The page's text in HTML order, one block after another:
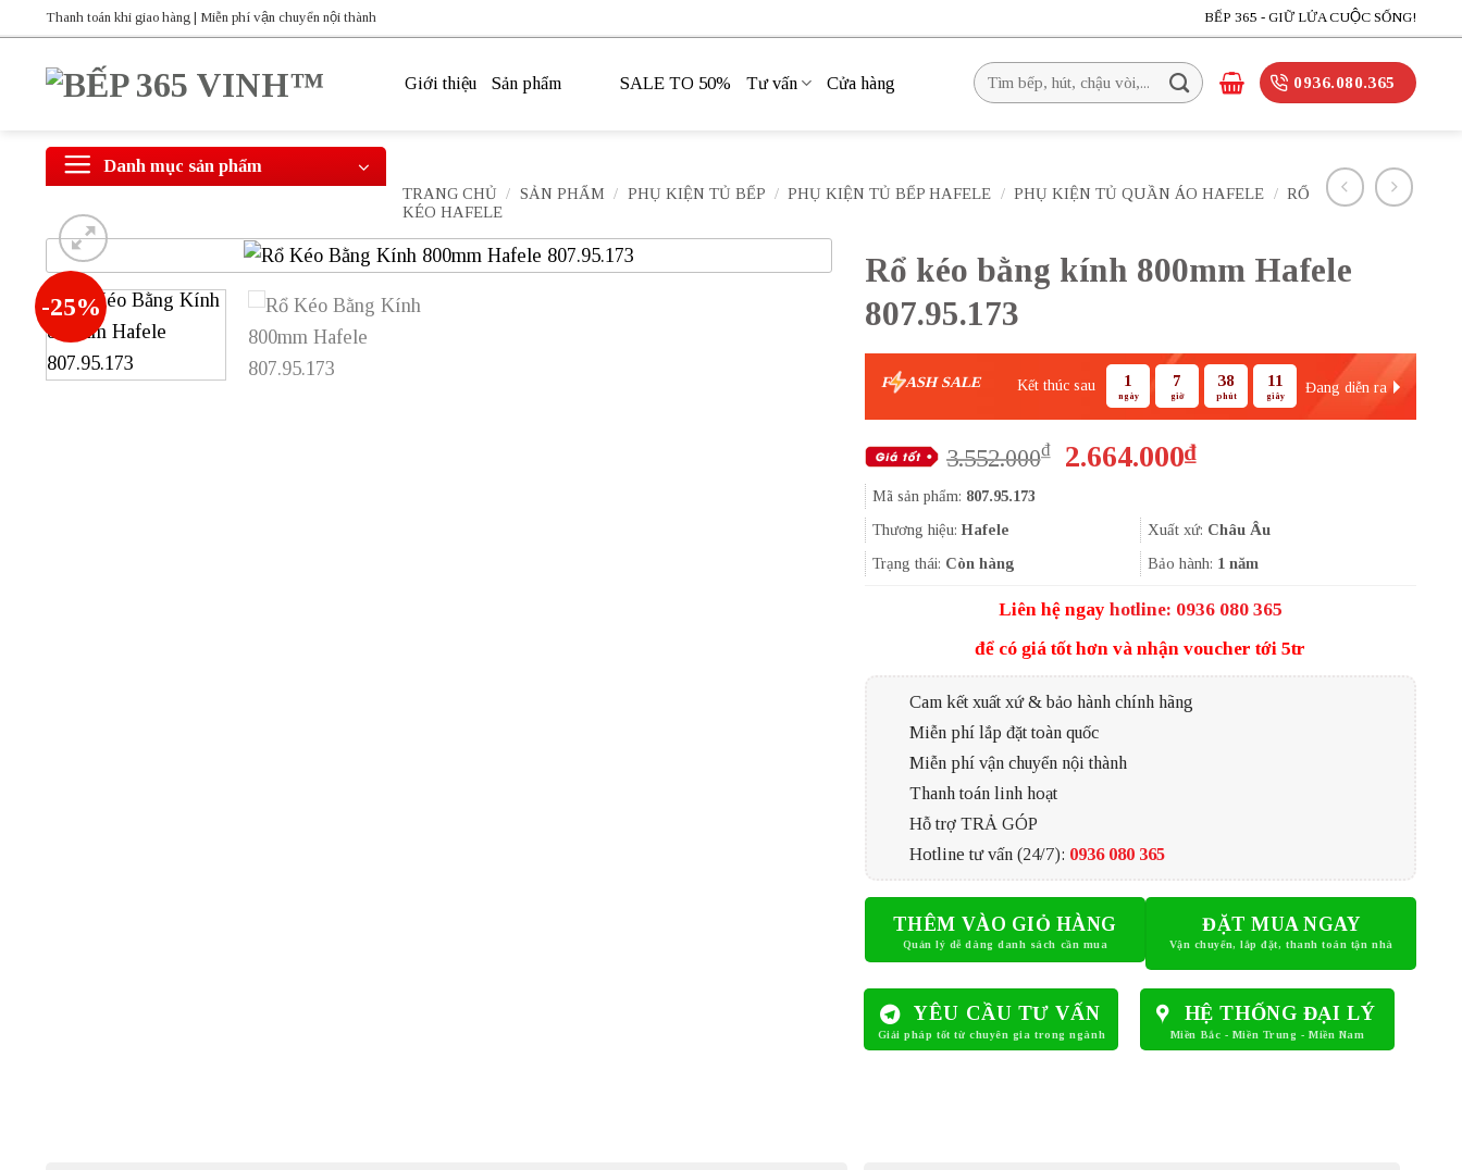
Thanh toán khi giao hàng | Miễn phí vận chuyển nội thành BẾP 365 - GIỮ LỬA CUỘC SỐNG!
Giới thiệu Sản phẩm SALE TO 50% Tư vấn Cửa hàng
Tìm
kiếm:
0936.080.365
Danh mục sản phẩm
TRANG CHỦ / SẢN PHẨM / PHỤ KIỆN TỦ BẾP / PHỤ KIỆN TỦ BẾP HAFELE / PHỤ KIỆN TỦ QUẦN ÁO HAFELE / RỔ
KÉO HAFELE
-25%
Rổ kéo bằng kính 800mm Hafele
807.95.173
F ASH SALE Kết thúc sau 1
ngày
7
giờ
38
phút
9
giây
Đang diễn ra
3.552.000₫
Giá
3.552.000₫.
2.664.000₫Giá
là:
2.664.000₫.
Mã sản phẩm: 807.95.173
Thương hiệu:Hafele Xuất xứ: Châu Âu
Trạng thái: Còn hàng Bảo hành: 1 năm
Liên hệ ngay hotline: 0936 080 365
để có giá tốt hơn và nhận voucher tới 5tr
Cam kết xuất xứ & bảo hành chính hãng
Miễn phí lắp đặt toàn quốc
Miễn phí vận chuyển nội thành
Thanh toán linh hoạt
Hỗ trợ TRẢ GÓP
Hotline tư vấn (24/7): 0936 080 365
THÊM VÀO GIỎ HÀNG ĐẶT MUA NGAY
YÊU CẦU TƯ VẤN HỆ THỐNG ĐẠI LÝ